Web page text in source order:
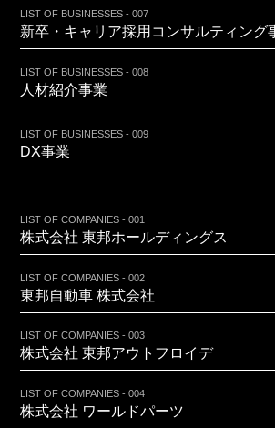
LIST OF BUSINESSES - 007
新卒・キャリア採用コンサルティング
LIST OF BUSINESSES - 008
人材紹介事業
LIST OF BUSINESSES - 009
DX事業
LIST OF COMPANIES - 001
株式会社 東邦ホールディングス
LIST OF COMPANIES - 002
東邦自動車 株式会社
LIST OF COMPANIES - 003
株式会社 東邦アウトフロイデ
LIST OF COMPANIES - 004
株式会社 ワールドパーツ